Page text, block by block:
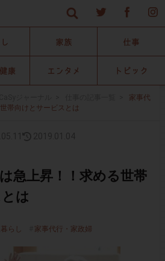
家事代
帯向けとサービスとは
急上昇！！求める世帯
は
らし 家事代行・家政婦